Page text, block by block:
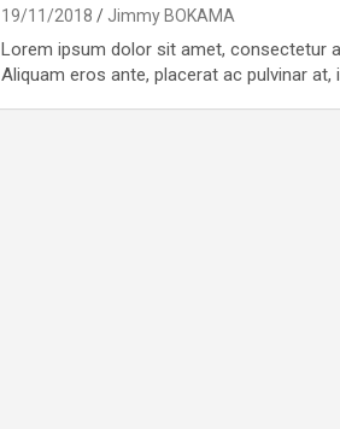
19/11/2018 Jimmy BOKAMA
Lorem ipsum dolor sit amet, consectetur
Aliquam eros ante, placerat ac pulvinar at,